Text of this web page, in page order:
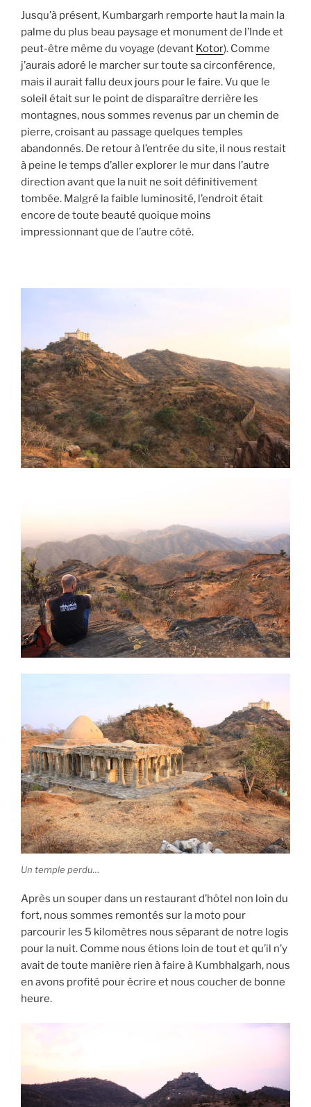
Jusqu’à présent, Kumbargarh remporte haut la main la
palme du plus beau paysage et monument de l’Inde et
peut-être même du voyage (devant Kotor). Comme
j’aurais adoré le marcher sur toute sa circonférence,
mais il aurait fallu deux jours pour le faire. Vu que le
soleil était sur le point de disparaître derrière les
montagnes, nous sommes revenus par un chemin de
pierre, croisant au passage quelques temples
abandonnés. De retour à l’entrée du site, il nous restait
à peine le temps d’aller explorer le mur dans l’autre
direction avant que la nuit ne soit définitivement
tombée. Malgré la faible luminosité, l’endroit était
encore de toute beauté quoique moins
impressionnant que de l’autre côté.
Un temple perdu…
Après un souper dans un restaurant d’hôtel non loin du
fort, nous sommes remontés sur la moto pour
parcourir les 5 kilomètres nous séparant de notre logis
pour la nuit. Comme nous étions loin de tout et qu’il n’y
avait de toute manière rien à faire à Kumbhalgarh, nous
en avons profité pour écrire et nous coucher de bonne
heure.